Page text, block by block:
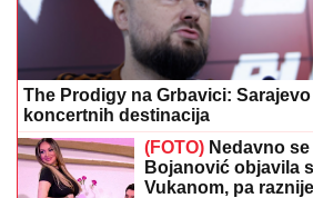
The Prodigy na Grbavici:
koncertnih destinacija
(FOTO) Nedavno
Bojanović objavila
Vukanom, pa